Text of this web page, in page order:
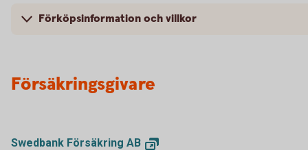
Förköpsinformation och villkor
Försäkringsgivare
Swedbank Försäkring AB